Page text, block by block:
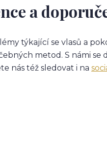
a
týkající se vlasů a
metod. S námi se
nás též sledovat i na